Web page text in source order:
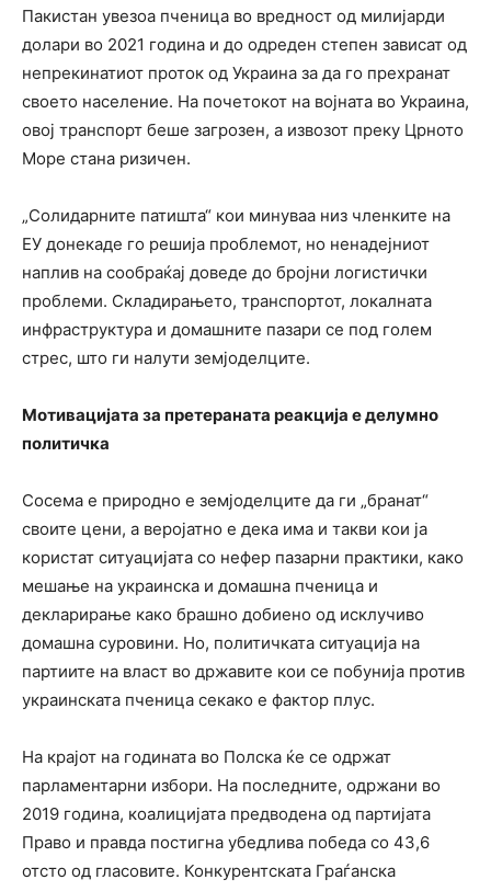
Пакистан увезоа пченица во вредност од милијарди
долари во 2021 година и до одреден степен зависат од
непрекинатиот проток од Украина за да го прехранат
своето население. На почетокот на војната во Украина,
овој транспорт беше загрозен, а извозот преку Црното
Море стана ризичен.
„Солидарните патишта“ кои минуваа низ членките на
ЕУ донекаде го решија проблемот, но ненадејниот
наплив на сообраќај доведе до бројни логистички
проблеми. Складирањето, транспортот, локалната
инфраструктура и домашните пазари се под голем
стрес, што ги налути земјоделците.
Мотивацијата за претераната реакција е делумно
политичка
Сосема е природно е земјоделците да ги „бранат“
своите цени, а веројатно е дека има и такви кои ја
користат ситуацијата со нефер пазарни практики, како
мешање на украинска и домашна пченица и
декларирање како брашно добиено од исклучиво
домашна суровини. Но, политичката ситуација на
партиите на власт во државите кои се побунија против
украинската пченица секако е фактор плус.
На крајот на годината во Полска ќе се одржат
парламентарни избори. На последните, одржани во
2019 година, коалицијата предводена од партијата
Право и правда постигна убедлива победа со 43,6
отсто од гласовите. Конкурентската Граѓанска